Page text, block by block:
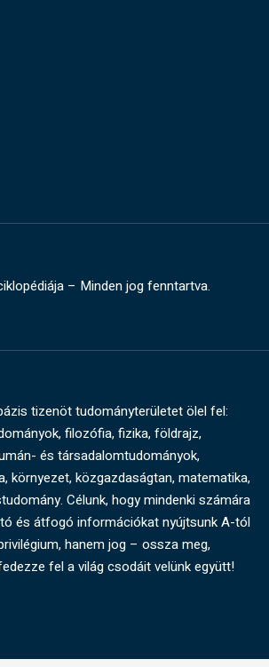
– Minden jog fenntartva.
tizenöt tudományterületet ölel fel:
filozófia, fizika, földrajz,
és társadalomtudományok,
környezet, közgazdaságtan, matematika,
Célunk, hogy mindenki számára
és átfogó információkat nyújtsunk A-tól
hanem jog – ossza meg,
fel a világ csodáit velünk együtt!